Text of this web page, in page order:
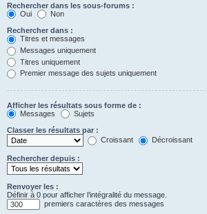
Rechercher dans les sous-forums :
Oui
Non
Rechercher dans :
Titres et messages
Messages uniquement
Titres uniquement
Premier message des sujets uniquement
Afficher les résultats sous forme de :
Messages
Sujets
Classer les résultats par :
Croissant
Décroissant
Rechercher depuis :
Renvoyer les :
Définir à 0 pour afficher l’intégralité du message.
premiers caractères des messages